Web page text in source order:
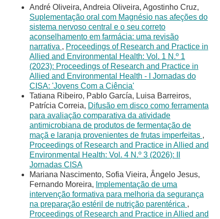
André Oliveira, Andreia Oliveira, Agostinho Cruz,
Suplementação oral com Magnésio nas afeções do
sistema nervoso central e o seu correto
aconselhamento em farmácia: uma revisão
narrativa , Proceedings of Research and Practice in
Allied and Environmental Health: Vol. 1 N.º 1
(2023): Proceedings of Research and Practice in
Allied and Environmental Health - I Jornadas do
CISA: 'Jovens Com a Ciência'
Tatiana Ribeiro, Pablo García, Luisa Barreiros,
Patrícia Correia, Difusão em disco como ferramenta
para avaliação comparativa da atividade
antimicrobiana de produtos de fermentação de
maçã e laranja provenientes de frutas imperfeitas ,
Proceedings of Research and Practice in Allied and
Environmental Health: Vol. 4 N.º 3 (2026): II
Jornadas CISA
Mariana Nascimento, Sofia Vieira, Ângelo Jesus,
Fernando Moreira, Implementação de uma
intervenção formativa para melhoria da segurança
na preparação estéril de nutrição parentérica ,
Proceedings of Research and Practice in Allied and